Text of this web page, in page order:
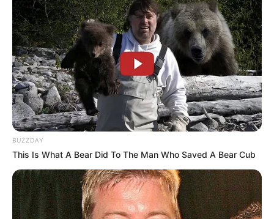
BUZZDAY
This Is What A Bear Did To The Man Who Saved A Bear Cub